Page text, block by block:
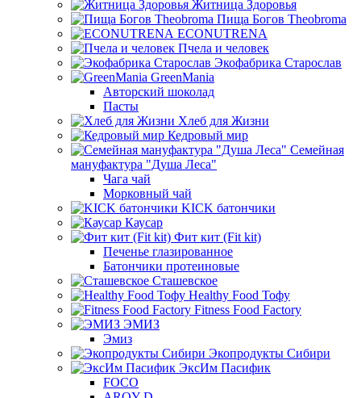
Житница Здоровья
Пища Богов Theobroma
ECONUTRENA
Пчела и человек
Экофабрика Старослав
GreenMania
Авторский шоколад
Пасты
Хлеб для Жизни
Кедровый мир
Семейная
мануфактура "Душа Леса"
Чага чай
Морковный чай
KICK батончики
Каусар
Фит кит (Fit kit)
Печенье глазированное
Батончики протеиновые
Сташевское
Healthy Food Тофу
Fitness Food Factory
ЭМИЗ
Эмиз
Экопродукты Сибири
ЭксИм Пасифик
FOCO